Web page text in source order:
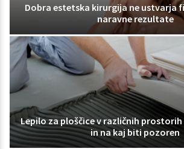
Dobra estetska kirurgija ne ustvarja
naravne rezultate
Lepilo za ploščice v različnih
in na kaj biti pozoren